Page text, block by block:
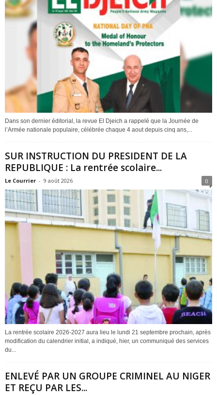
Dans son dernier éditorial, la revue El Djeich a rappelé que la Journée de
l’Armée nationale populaire, célébrée chaque 4 aout depuis cinq ans,...
SUR INSTRUCTION DU PRESIDENT DE LA
REPUBLIQUE : La rentrée scolaire...
Le Courrier - 9 août 2026 0
La rentrée scolaire 2026-2027 aura lieu le lundi 21 septembre prochain, après
modification du calendrier initial, a indiqué, hier, un communiqué des services
du...
ENLEVÉ PAR UN GROUPE CRIMINEL AU NIGER
ET REÇU PAR LES...